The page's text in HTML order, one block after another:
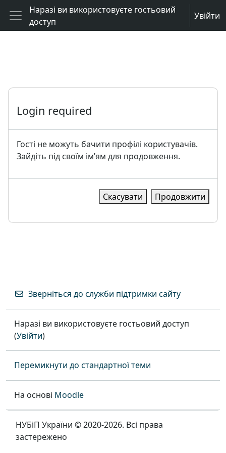
Перейти до головного вмісту
Бокова панель
Наразі ви використовуєте гостьовий
доступ
Увійти
Login required
Гості не можуть бачити профілі користувачів.
Зайдіть під своїм ім’ям для продовження.
Скасувати Продовжити
Зверніться до служби підтримки сайту
Наразі ви використовуєте гостьовий доступ
(Увійти)
Перемикнути до стандартної теми
На основі Moodle
НУБіП України © 2020-2026. Всі права
застережено